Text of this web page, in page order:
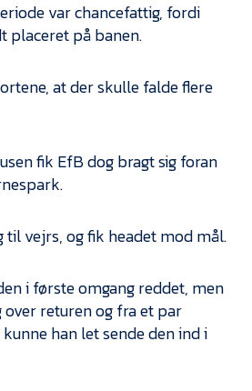
var chancefattig, fordi
placeret på banen.
at der skulle falde flere
fik EfB dog bragt sig foran
til vejrs, og fik headet mod mål.
i første omgang reddet, men
returen og fra et par
han let sende den ind i